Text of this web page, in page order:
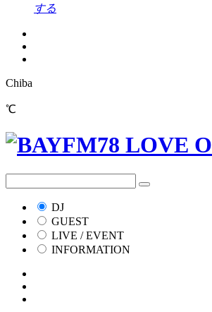
する
Chiba
℃
DJ
GUEST
LIVE / EVENT
INFORMATION